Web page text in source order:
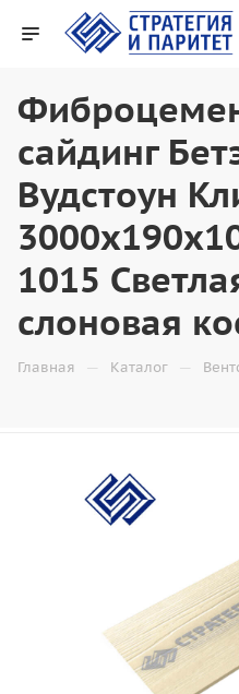
сайдинг
Вудстоун
1015
слоновая
Главная — Каталог —